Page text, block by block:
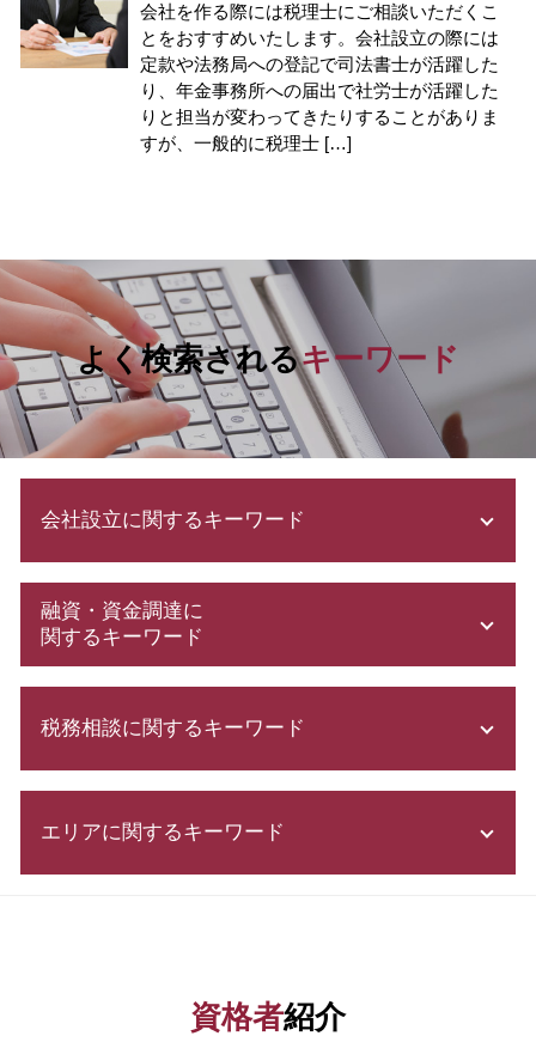
会社を作る際には税理士にご相談いただくこ
とをおすすめいたします。会社設立の際には
定款や法務局への登記で司法書士が活躍した
り、年金事務所への届出で社労士が活躍した
りと担当が変わってきたりすることがありま
すが、一般的に税理士 […]
よく検索されるキーワード
会社設立に関するキーワード
定款 作成
発起 設立
事業計画書 書き方
増資 手続き
株式会社 設立費用
株式会社設立 流れ
合同会社 設立 流れ
融資・資金調達に
関するキーワード
助成金 制度
創業 融資 公庫
合同会社 資本金
新創業融資制度 審査
スタートアップ 資金調達 方法
税務相談に関するキーワード
税理士 顧問料 相場
税理士 顧問契約
エリアに関するキーワード
資金調達 栃木県 税理士
会社設立 埼玉県 相談
資格者紹介